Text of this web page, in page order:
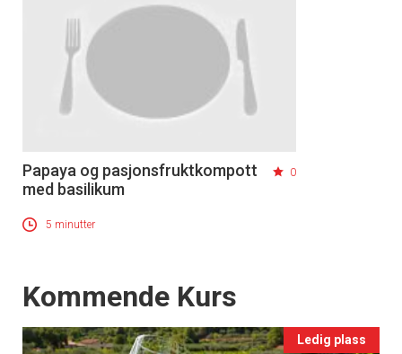
kan fritt velge hvilke du ønsker å få
Papaya og pasjonsfruktkompott
med basilikum
0
5 minutter
Events
Kommende Kurs
Ledig plass